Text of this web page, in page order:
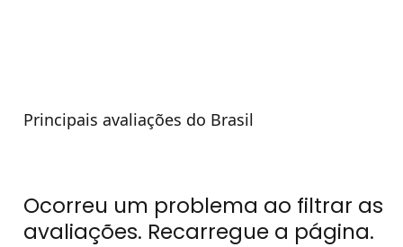
Principais avaliações do Brasil
Ocorreu um problema ao filtrar as
avaliações. Recarregue a página.